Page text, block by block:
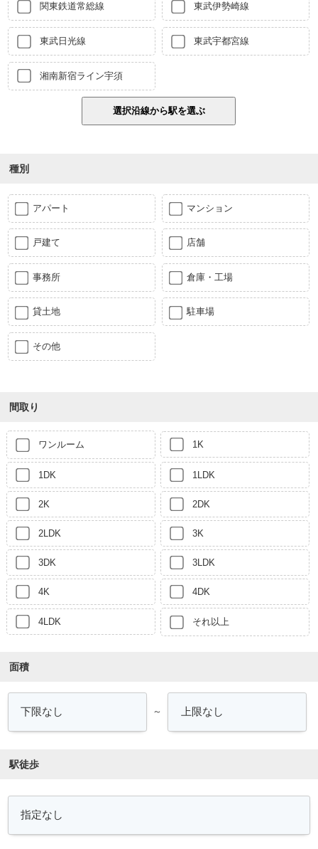
関東鉄道常総線 東武伊勢崎線
東武日光線 東武宇都宮線
湘南新宿ライン宇須
種別
アパート マンション
戸建て 店舗
事務所 倉庫・工場
貸土地 駐車場
その他
間取り
ワンルーム 1K
1DK 1LDK
2K 2DK
2LDK 3K
3DK 3LDK
4K 4DK
4LDK それ以上
面積
～
駅徒歩